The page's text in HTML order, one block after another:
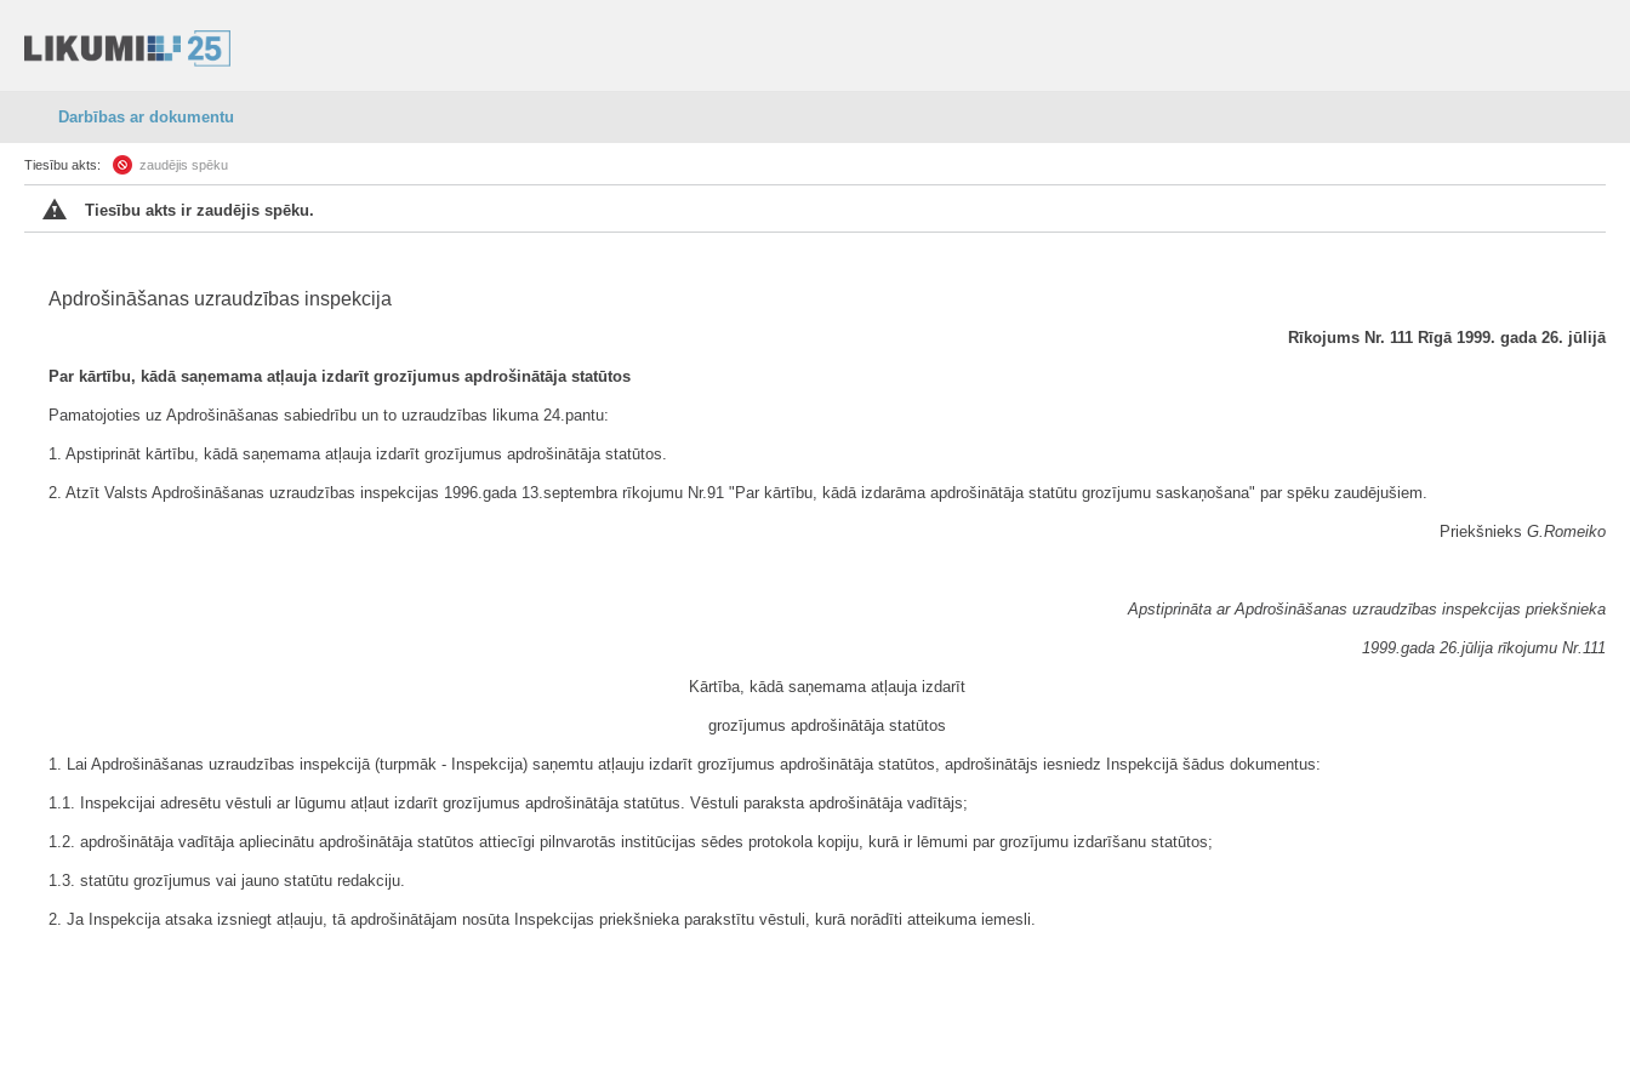
Darbības ar dokumentu
Tiesību akts: zaudējis spēku
Tiesību akts ir zaudējis spēku.
Apdrošināšanas uzraudzības inspekcija
Rīkojums Nr. 111 Rīgā 1999. gada 26. jūlijā
Par kārtību, kādā saņemama atļauja izdarīt grozījumus apdrošinātāja statūtos
Pamatojoties uz Apdrošināšanas sabiedrību un to uzraudzības likuma 24.pantu:
1. Apstiprināt kārtību, kādā saņemama atļauja izdarīt grozījumus apdrošinātāja statūtos.
2. Atzīt Valsts Apdrošināšanas uzraudzības inspekcijas 1996.gada 13.septembra rīkojumu Nr.91 "Par kārtību, kādā izdarāma apdrošinātāja statūtu grozījumu saskaņošana" par spēku zaudējušiem.
Priekšnieks G.Romeiko
Apstiprināta ar Apdrošināšanas uzraudzības inspekcijas priekšnieka
1999.gada 26.jūlija rīkojumu Nr.111
Kārtība, kādā saņemama atļauja izdarīt
grozījumus apdrošinātāja statūtos
1. Lai Apdrošināšanas uzraudzības inspekcijā (turpmāk - Inspekcija) saņemtu atļauju izdarīt grozījumus apdrošinātāja statūtos, apdrošinātājs iesniedz Inspekcijā šādus dokumentus:
1.1. Inspekcijai adresētu vēstuli ar lūgumu atļaut izdarīt grozījumus apdrošinātāja statūtus. Vēstuli paraksta apdrošinātāja vadītājs;
1.2. apdrošinātāja vadītāja apliecinātu apdrošinātāja statūtos attiecīgi pilnvarotās institūcijas sēdes protokola kopiju, kurā ir lēmumi par grozījumu izdarīšanu statūtos;
1.3. statūtu grozījumus vai jauno statūtu redakciju.
2. Ja Inspekcija atsaka izsniegt atļauju, tā apdrošinātājam nosūta Inspekcijas priekšnieka parakstītu vēstuli, kurā norādīti atteikuma iemesli.